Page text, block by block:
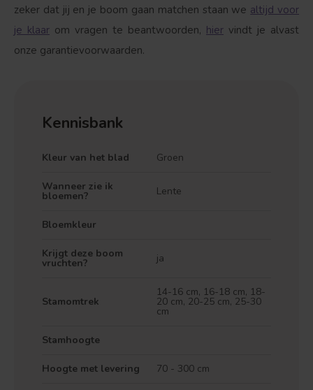
zeker dat jij en je boom gaan matchen staan we altijd voor
je klaar om vragen te beantwoorden, hier vindt je alvast
onze garantievoorwaarden.
Kennisbank
Kleur van het blad Groen
Wanneer zie ik
bloemen? Lente
Bloemkleur
Krijgt deze boom
vruchten? ja
Stamomtrek
14-16 cm, 16-18 cm, 18-
20 cm, 20-25 cm, 25-30
cm
Stamhoogte
Hoogte met levering 70 - 300 cm
Treurvorm